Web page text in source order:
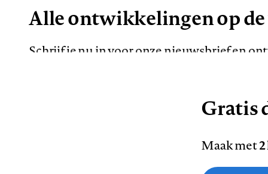
Alle ontwikkelingen op de
Schrijf je nu in voor onze nieuwsbrief en
Functionele cookies
Gratis
Maak met